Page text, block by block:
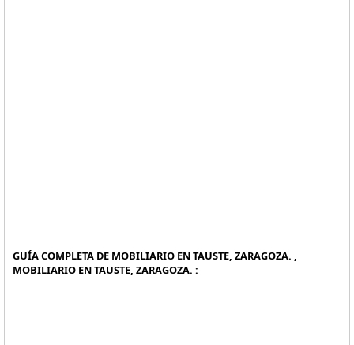
GUÍA COMPLETA DE MOBILIARIO EN TAUSTE, ZARAGOZA. ,
MOBILIARIO EN TAUSTE, ZARAGOZA. :